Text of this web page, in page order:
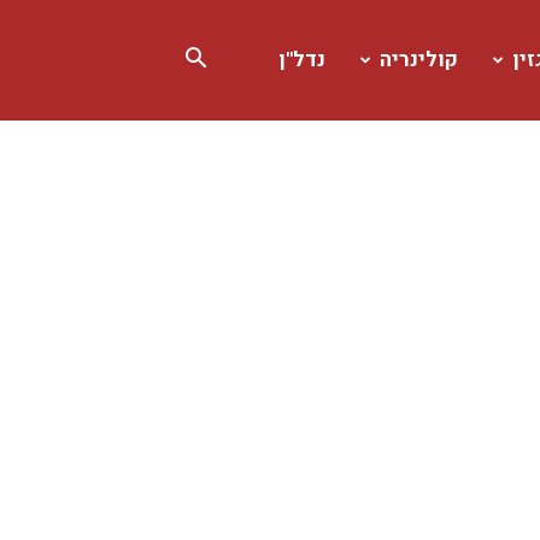
קולינריה נדל"ן